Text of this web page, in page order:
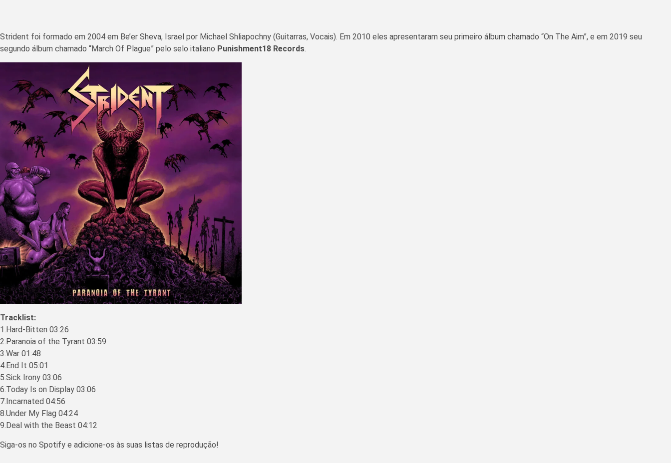
Strident foi formado em 2004 em Be’er Sheva, Israel por Michael Shliapochny (Guitarras, Vocais). Em 2010 eles apresentaram seu primeiro álbum chamado “On The Aim”, e em 2019 seu
segundo álbum chamado “March Of Plague” pelo selo italiano Punishment18 Records.
Tracklist:
1.Hard-Bitten 03:26
2.Paranoia of the Tyrant 03:59
3.War 01:48
4.End It 05:01
5.Sick Irony 03:06
6.Today Is on Display 03:06
7.Incarnated 04:56
8.Under My Flag 04:24
9.Deal with the Beast 04:12
Siga-os no Spotify e adicione-os às suas listas de reprodução!